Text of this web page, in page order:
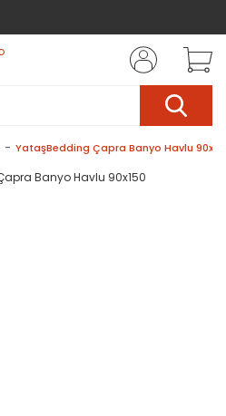
YataşBedding Çapra Banyo Havlu